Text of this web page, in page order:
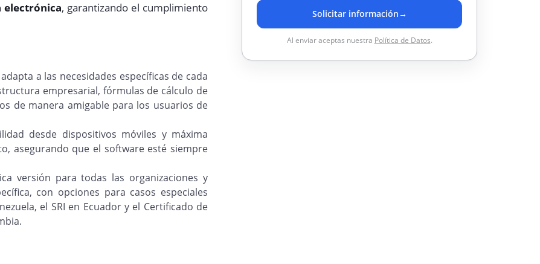
electrónica, garantizando el cumplimiento
a las necesidades específicas de cada
empresarial, fórmulas de cálculo de
de manera amigable para los usuarios de
desde dispositivos móviles y máxima
asegurando que el software esté siempre
versión para todas las organizaciones y
con opciones para casos especiales
el SRI en Ecuador y el Certificado de
Solicitar información→
Al enviar aceptas nuestra Política de Datos.